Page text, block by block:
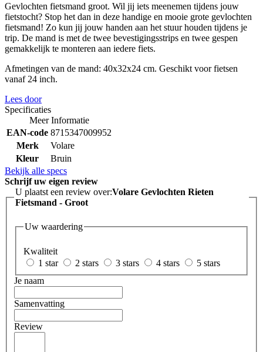
Gevlochten fietsmand groot. Wil jij iets meenemen tijdens jouw
fietstocht? Stop het dan in deze handige en mooie grote gevlochten
fietsmand! Zo kun jij jouw handen aan het stuur houden tijdens je
trip. De mand is met de twee bevestigingsstrips en twee gespen
gemakkelijk te monteren aan iedere fiets.
Afmetingen van de mand: 40x32x24 cm. Geschikt voor fietsen
vanaf 24 inch.
Lees door
Specificaties
Meer Informatie
EAN-code 8715347009952
Merk
Volare
Kleur
Bruin
Bekijk alle specs
Schrijf uw eigen review
U plaatst een review over:Volare Gevlochten Rieten
Fietsmand - Groot
Uw waardering
Kwaliteit
1 star
2 stars 3 stars 4 stars
5 stars
Je naam
Samenvatting
Review